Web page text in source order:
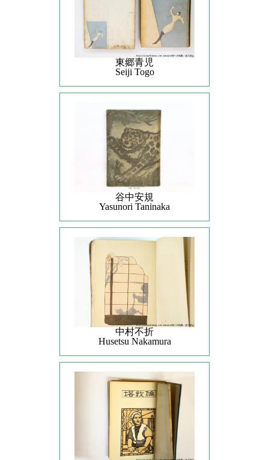
東郷青児
Seiji Togo
谷中安規
Yasunori Taninaka
中村不折
Husetsu Nakamura